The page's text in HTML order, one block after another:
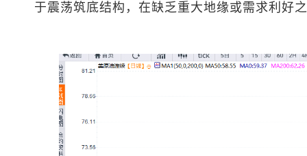
于震荡筑底结构，在缺乏重大地缘或需求利好